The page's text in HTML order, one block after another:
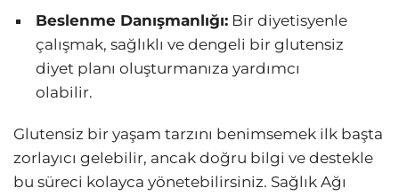
Beslenme Danışmanlığı: Bir diyetisyenle
çalışmak, sağlıklı ve dengeli bir glutensiz
diyet planı oluşturmanıza yardımcı
olabilir.
Glutensiz bir yaşam tarzını benimsemek ilk başta
zorlayıcı gelebilir, ancak doğru bilgi ve destekle
bu süreci kolayca yönetebilirsiniz. Sağlık Ağı